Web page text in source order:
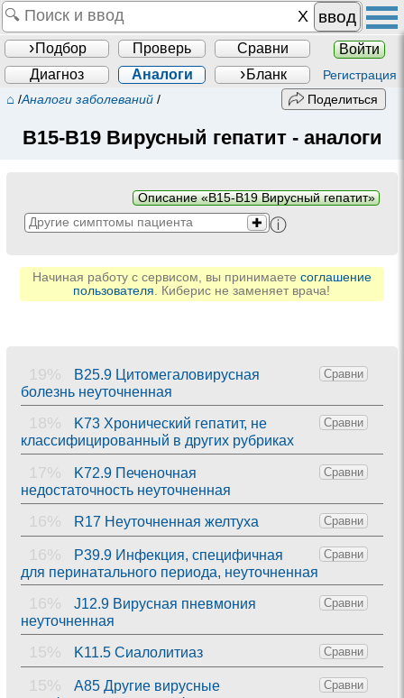
ввод
Подбор Проверь Сравни
Войти
Диагноз
Аналоги Бланк Регистрация
⌂ /Аналоги заболеваний / Поделиться
B15-B19 Вирусный гепатит- аналоги
Описание «B15-B19 Вирусный гепатит»
✚ ⓘ
Начиная работу с сервисом, вы принимаете соглашение
пользователя. Киберис не заменяет врача!
19% Сравни
B25.9 Цитомегаловирусная
болезнь неуточненная
18% Сравни
K73 Хронический гепатит, не
классифицированный в других рубриках
17% Сравни
K72.9 Печеночная
недостаточность неуточненная
16% Сравни
R17 Неуточненная желтуха
16% Сравни
P39.9 Инфекция, специфичная
для перинатального периода, неуточненная
16% Сравни
J12.9 Вирусная пневмония
неуточненная
15% Сравни
K11.5 Сиалолитиаз
15% Сравни
A85 Другие вирусные